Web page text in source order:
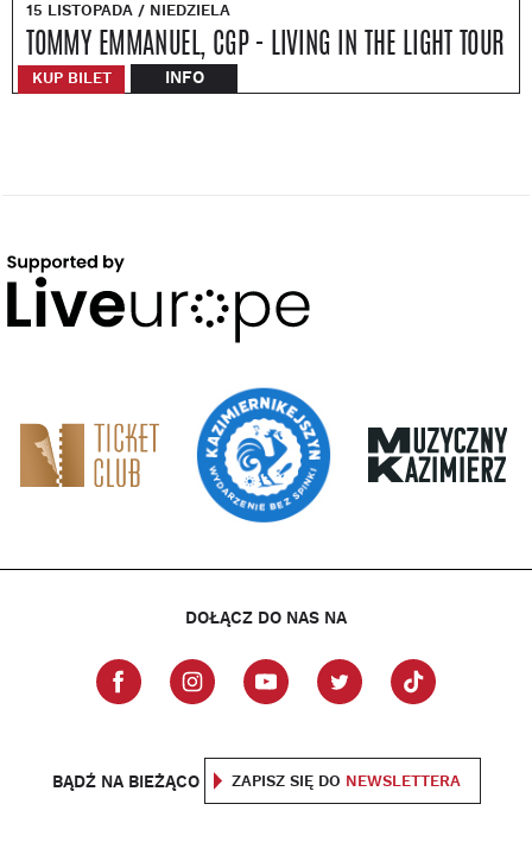
15 LISTOPADA / NIEDZIELA
TOMMY EMMANUEL, CGP - LIVING IN THE LIGHT TOUR
KUP BILET INFO
DOŁĄCZ DO NAS NA
BĄDŹ NA BIEŻĄCO ZAPISZ SIĘ DO NEWSLETTERA